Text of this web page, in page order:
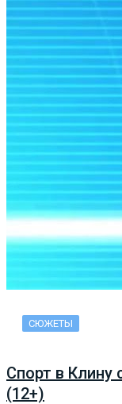
СЮЖЕТЫ
Спорт в Клину
(12+)